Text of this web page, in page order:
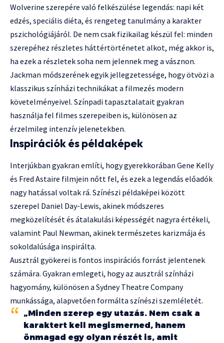
Wolverine szerepére való felkészülése legendás: napi két
edzés, speciális diéta, és rengeteg tanulmány a karakter
pszichológiájáról. De nem csak fizikailag készül fel: minden
szerepéhez részletes háttértörténetet alkot, még akkor is,
ha ezek a részletek soha nem jelennek meg a vásznon.
Jackman módszerének egyik jellegzetessége, hogy ötvözi a
klasszikus színházi technikákat a filmezés modern
követelményeivel. Színpadi tapasztalatait gyakran
használja fel filmes szerepeiben is, különösen az
érzelmileg intenzív jelenetekben.
Inspirációk és példaképek
Interjúkban gyakran említi, hogy gyerekkorában Gene Kelly
és Fred Astaire filmjein nőtt fel, és ezek a legendás előadók
nagy hatással voltak rá. Színészi példaképei között
szerepel Daniel Day-Lewis, akinek módszeres
megközelítését és átalakulási képességét nagyra értékeli,
valamint Paul Newman, akinek természetes karizmája és
sokoldalúsága inspirálta.
Ausztrál gyökerei is fontos inspirációs forrást jelentenek
számára. Gyakran emlegeti, hogy az ausztrál színházi
hagyomány, különösen a Sydney Theatre Company
munkássága, alapvetően formálta színészi szemléletét.
„Minden szerep egy utazás. Nem csak a
karaktert kell megismerned, hanem
önmagad egy olyan részét is, amit